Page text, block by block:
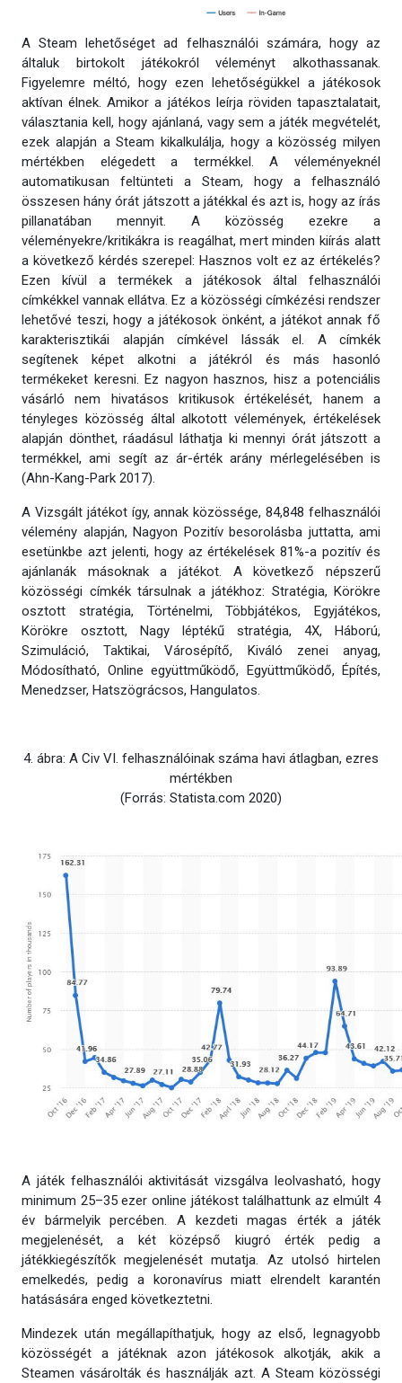
A Steam lehetőséget ad felhasználói számára, hogy az
általuk birtokolt játékokról véleményt alkothassanak.
Figyelemre méltó, hogy ezen lehetőségükkel a játékosok
aktívan élnek. Amikor a játékos leírja röviden tapasztalatait,
választania kell, hogy ajánlaná, vagy sem a játék megvételét,
ezek alapján a Steam kikalkulálja, hogy a közösség milyen
mértékben elégedett a termékkel. A véleményeknél
automatikusan feltünteti a Steam, hogy a felhasználó
összesen hány órát játszott a játékkal és azt is, hogy az írás
pillanatában mennyit. A közösség ezekre a
véleményekre/kritikákra is reagálhat, mert minden kiírás alatt
a következő kérdés szerepel: Hasznos volt ez az értékelés?
Ezen kívül a termékek a játékosok által felhasználói
címkékkel vannak ellátva. Ez a közösségi címkézési rendszer
lehetővé teszi, hogy a játékosok önként, a játékot annak fő
karakterisztikái alapján címkével lássák el. A címkék
segítenek képet alkotni a játékról és más hasonló
termékeket keresni. Ez nagyon hasznos, hisz a potenciális
vásárló nem hivatásos kritikusok értékelését, hanem a
tényleges közösség által alkotott vélemények, értékelések
alapján dönthet, ráadásul láthatja ki mennyi órát játszott a
termékkel, ami segít az ár-érték arány mérlegelésében is
(Ahn-Kang-Park 2017).
A Vizsgált játékot így, annak közössége, 84,848 felhasználói
vélemény alapján, Nagyon Pozitív besorolásba juttatta, ami
esetünkbe azt jelenti, hogy az értékelések 81%-a pozitív és
ajánlanák másoknak a játékot. A következő népszerű
közösségi címkék társulnak a játékhoz: Stratégia, Körökre
osztott stratégia, Történelmi, Többjátékos, Egyjátékos,
Körökre osztott, Nagy léptékű stratégia, 4X, Háború,
Szimuláció, Taktikai, Városépítő, Kiváló zenei anyag,
Módosítható, Online együttműködő, Együttműködő, Építés,
Menedzser, Hatszögrácsos, Hangulatos.
4. ábra: A Civ VI. felhasználóinak száma havi átlagban, ezres
mértékben
(Forrás: Statista.com 2020)
A játék felhasználói aktivitását vizsgálva leolvasható, hogy
minimum 25–35 ezer online játékost találhattunk az elmúlt 4
év bármelyik percében. A kezdeti magas érték a játék
megjelenését, a két középső kiugró érték pedig a
játékkiegészítők megjelenését mutatja. Az utolsó hirtelen
emelkedés, pedig a koronavírus miatt elrendelt karantén
hatásására enged következtetni.
Mindezek után megállapíthatjuk, hogy az első, legnagyobb
közösségét a játéknak azon játékosok alkotják, akik a
Steamen vásárolták és használják azt. A Steam közösségi